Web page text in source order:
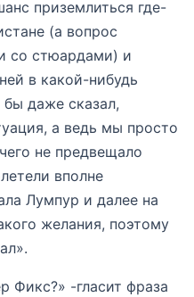
приземлиться где-
(а вопрос
со стюардами) и
в какой-нибудь
бы даже сказал,
а ведь мы просто
не предвещало
вполне
Лумпур и далее на
желания, поэтому
Фикс?» -гласит фраза